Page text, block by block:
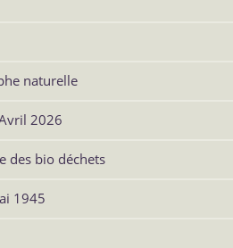
naturelle
2026
des bio déchets
1945